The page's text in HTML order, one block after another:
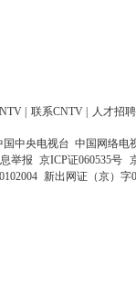
联系CNTV 人才招聘
国中央电视台 中国网络电
举报 京ICP证060535号
新出网证（京）